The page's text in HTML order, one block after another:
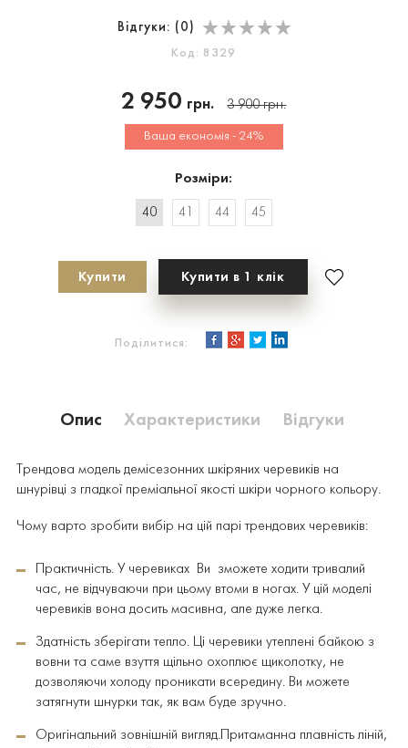
Відгуки: ( 0 )
Код: 8329
2 950 грн. 3 900грн.
Ваша економія - 24%
Розміри:
40 41 44 45
Купити Купити в 1 клік
Поділитися:
Опис Характеристики Відгуки
Трендова модель демісезонних шкіряних черевиків на
шнурівці з гладкої преміальної якості шкіри чорного кольору.
Чому варто зробити вибір на цій парі трендових черевиків:
Практичність. У черевиках Ви зможете ходити тривалий
час, не відчуваючи при цьому втоми в ногах. У цій моделі
черевиків вона досить масивна, але дуже легка.
Здатність зберігати тепло. Ці черевики утеплені байкою з
вовни та саме взуття щільно охоплює щиколотку, не
дозволяючи холоду проникати всередину. Ви можете
затягнути шнурки так, як вам буде зручно.
Оригінальний зовнішній вигляд.Притаманна плавність ліній,